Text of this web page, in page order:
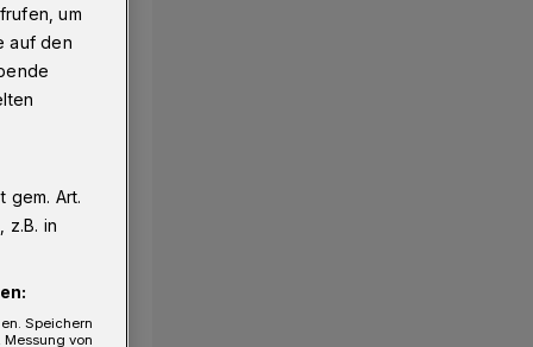
um
auf den
gem. Art.
z.B. in
Speichern
von